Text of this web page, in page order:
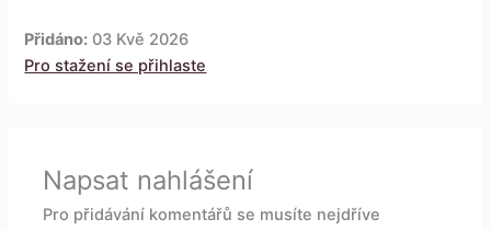
Přidáno: 03 Kvě 2026
Pro stažení se přihlaste
Napsat nahlášení
Pro přidávání komentářů se musíte nejdříve